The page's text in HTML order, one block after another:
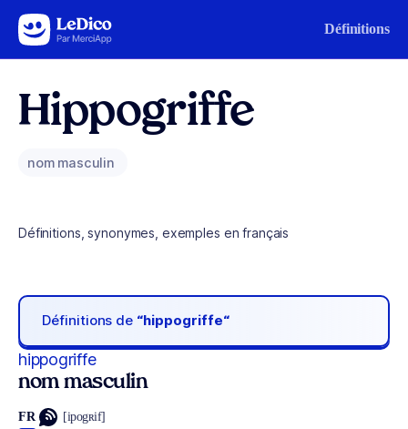
Aller au contenu Définitions
Hippogriffe
nom masculin
Définitions, synonymes, exemples en français
Définitions de “hippogriffe“
hippogriffe
nom masculin
FR [ipogʀif]